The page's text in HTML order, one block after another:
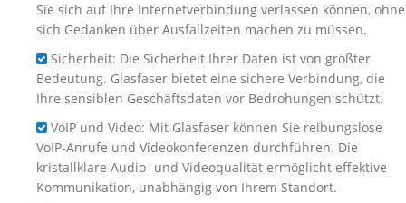
Sie sich auf Ihre Internetverbindung verlassen können, ohne
sich Gedanken über Ausfallzeiten machen zu müssen.
Sicherheit: Die Sicherheit Ihrer Daten ist von größter
Bedeutung. Glasfaser bietet eine sichere Verbindung, die
Ihre sensiblen Geschäftsdaten vor Bedrohungen schützt.
VoIP und Video: Mit Glasfaser können Sie reibungslose
VoIP-Anrufe und Videokonferenzen durchführen. Die
kristallklare Audio- und Videoqualität ermöglicht effektive
Kommunikation, unabhängig von Ihrem Standort.